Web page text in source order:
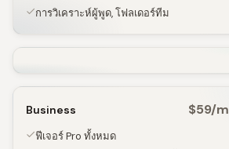
การวิเคราะห์ผู้พูด, โฟลเดอร์ทีม
Business $59/
ฟีเจอร์ Pro ทั้งหมด